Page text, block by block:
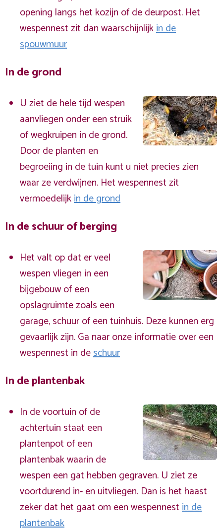
opening langs het kozijn of de deurpost. Het
wespennest zit dan waarschijnlijkin de
spouwmuur
In de grond
U ziet de hele tijd wespen
aanvliegen onder een struik
of wegkruipen in de grond.
Door de planten en
begroeiing in de tuin kunt u niet precies zien
waar ze verdwijnen. Het wespennest zit
vermoedelijkin de grond
In de schuur of berging
Het valt op dat er veel
wespen vliegen in een
bijgebouw of een
opslagruimte zoals een
garage, schuur of een tuinhuis. Deze kunnen erg
gevaarlijk zijn. Ga naar onze informatie over een
wespennest in deschuur
In de plantenbak
In de voortuin of de
achtertuin staat een
plantenpot of een
plantenbak waarin de
wespen een gat hebben gegraven. U ziet ze
voortdurend in- en uitvliegen. Dan is het haast
zeker dat het gaat om een wespennestin de
plantenbak